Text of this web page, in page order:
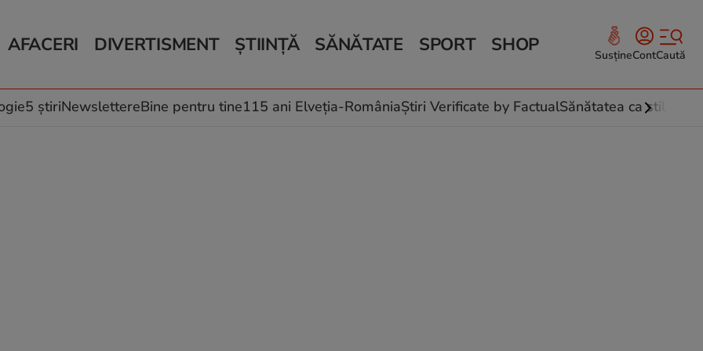
AFACERI
Auto
Locuri de muncă
DIVERTISMENT
Horoscop
Muzică și Filme
ȘTIINȚĂ
Schimbări climatice
SĂNĂTATE
Relații
Rețete culinare
SPORT SHOP SusțineContCaută
5 știriNewslettereBine pentru tine115 ani Elveția-RomâniaȘtiri Verificate by FactualSănătatea ca stil de